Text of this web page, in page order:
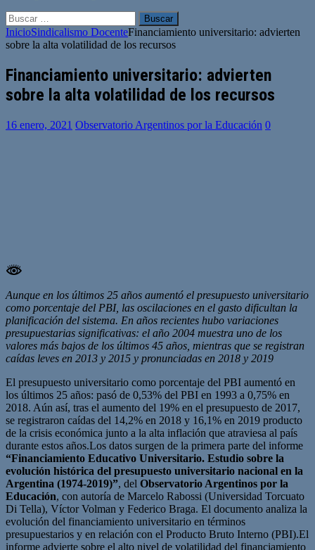
Buscar:
InicioSindicalismo DocenteFinanciamiento universitario: advierten
sobre la alta volatilidad de los recursos
Financiamiento universitario: advierten
sobre la alta volatilidad de los recursos
16 enero, 2021 Observatorio Argentinos por la Educación 0
Aunque en los últimos 25 años aumentó el presupuesto universitario
como porcentaje del PBI, las oscilaciones en el gasto dificultan la
planificación del sistema. En años recientes hubo variaciones
presupuestarias significativas: el año 2004 muestra uno de los
valores más bajos de los últimos 45 años, mientras que se registran
caídas leves en 2013 y 2015 y pronunciadas en 2018 y 2019
El presupuesto universitario como porcentaje del PBI aumentó en
los últimos 25 años: pasó de 0,53% del PBI en 1993 a 0,75% en
2018. Aún así, tras el aumento del 19% en el presupuesto de 2017,
se registraron caídas del 14,2% en 2018 y 16,1% en 2019 producto
de la crisis económica junto a la alta inflación que atraviesa al país
durante estos años.Los datos surgen de la primera parte del informe
“Financiamiento Educativo Universitario. Estudio sobre la
evolución histórica del presupuesto universitario nacional en la
Argentina (1974-2019)”, del Observatorio Argentinos por la
Educación, con autoría de Marcelo Rabossi (Universidad Torcuato
Di Tella), Víctor Volman y Federico Braga. El documento analiza la
evolución del financiamiento universitario en términos
presupuestarios y en relación con el Producto Bruto Interno (PBI).El
informe advierte sobre el alto nivel de volatilidad del financiamiento